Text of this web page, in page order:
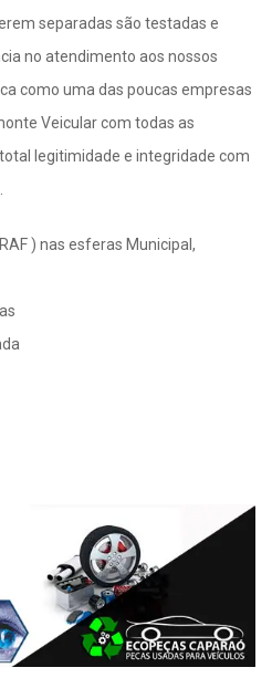
separadas são testadas e
no atendimento aos nossos
como uma das poucas empresas
Veicular com todas as
legitimidade e integridade com
) nas esferas Municipal,